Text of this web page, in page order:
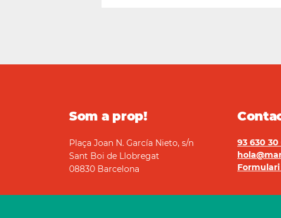
Som a prop!
Plaça Joan N. García Nieto, s/n
Sant Boi de Llobregat
08830 Barcelona
93 630 30
Marianao